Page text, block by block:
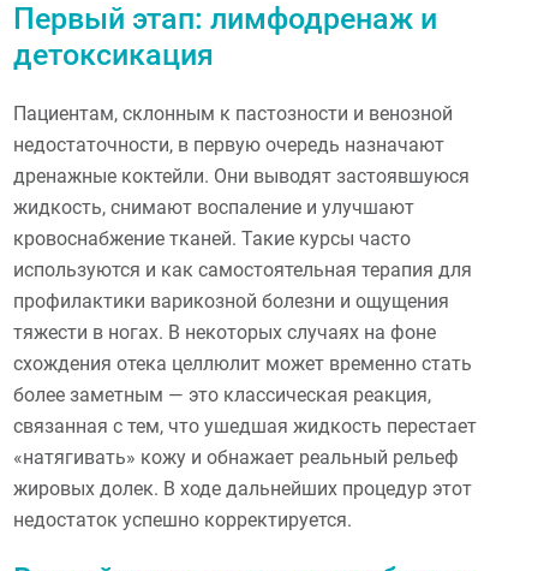
Первый этап: лимфодренаж и
детоксикация
Пациентам, склонным к пастозности и венозной
недостаточности, в первую очередь назначают
дренажные коктейли. Они выводят застоявшуюся
жидкость, снимают воспаление и улучшают
кровоснабжение тканей. Такие курсы часто
используются и как самостоятельная терапия для
профилактики варикозной болезни и ощущения
тяжести в ногах. В некоторых случаях на фоне
схождения отека целлюлит может временно стать
более заметным — это классическая реакция,
связанная с тем, что ушедшая жидкость перестает
«натягивать» кожу и обнажает реальный рельеф
жировых долек. В ходе дальнейших процедур этот
недостаток успешно корректируется.